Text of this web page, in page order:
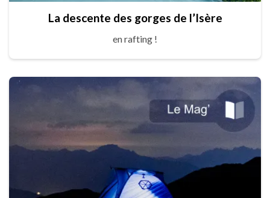
La descente des gorges de l’Isère
en rafting !